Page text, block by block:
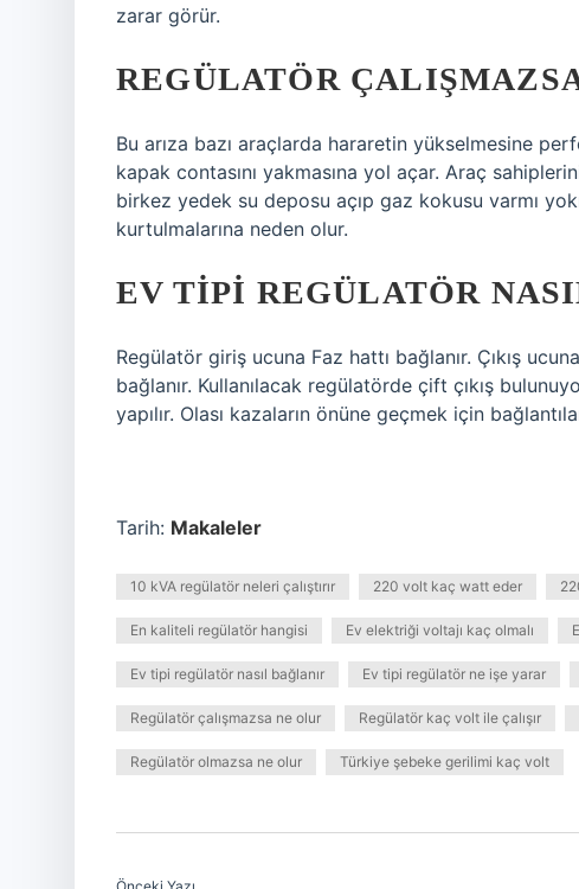
zarar görür.
REGÜLATÖR
Bu arıza bazı araçlarda hararetin yükselmesine
kapak contasını yakmasına yol açar. Araç
birkez yedek su deposu açıp gaz kokusu varmı
kurtulmalarına neden olur.
EV TIPI REGÜLATÖR
Regülatör giriş ucuna Faz hattı bağlanır. Çıkış
bağlanır. Kullanılacak regülatörde çift çıkış
yapılır. Olası kazaların önüne geçmek için
Tarih: Makaleler
10 kVA regülatör neleri çalıştırır 220 volt kaç watt eder
En kaliteli regülatör hangisi Ev elektriği voltajı kaç olmalı
Ev tipi regülatör nasıl bağlanır Ev tipi regülatör ne işe yarar
Regülatör çalışmazsa ne olur Regülatör kaç volt ile çalışır
Regülatör olmazsa ne olur Türkiye şebeke gerilimi kaç volt